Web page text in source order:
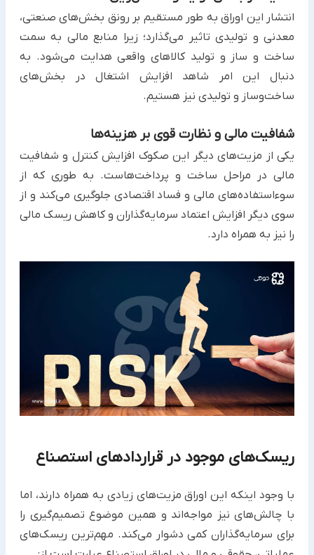
انتشار این اوراق به طور مستقیم بر رونق بخش‌های صنعتی،
معدنی و تولیدی تاثیر می‌گذارد؛ زیرا منابع مالی به سمت
ساخت و ‏ساز و تولید کالاهای واقعی هدایت می‌شود. به
دنبال این امر شاهد افزایش اشتغال در بخش‌های
ساخت‌وساز و تولیدی نیز ‏هستیم. ‏
شفافیت مالی و نظارت قوی بر هزینه‌ها
یکی از مزیت‌های دیگر این صکوک افزایش کنترل و شفافیت
مالی در مراحل ساخت و پرداخت‌هاست. به طوری که از
‏سوءاستفاده‌های مالی و فساد اقتصادی جلوگیری می‌کند و از
سوی دیگر افزایش اعتماد سرمایه‌گذاران و کاهش ریسک مالی
را ‏نیز به همراه دارد.‏
ریسک‌های موجود در قراردادهای استصناع ‏
با وجود اینکه این اوراق مزیت‌های زیادی به همراه دارند، اما
با چالش‌های نیز مواجه‌اند و همین موضوع تصمیم‌گیری را
برای ‏سرمایه‌گذاران کمی دشوار می‌کند. مهم‌ترین ریسک‌های